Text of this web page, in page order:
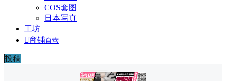
COS套图
日本写真
工坊
商铺自营
投稿
广告